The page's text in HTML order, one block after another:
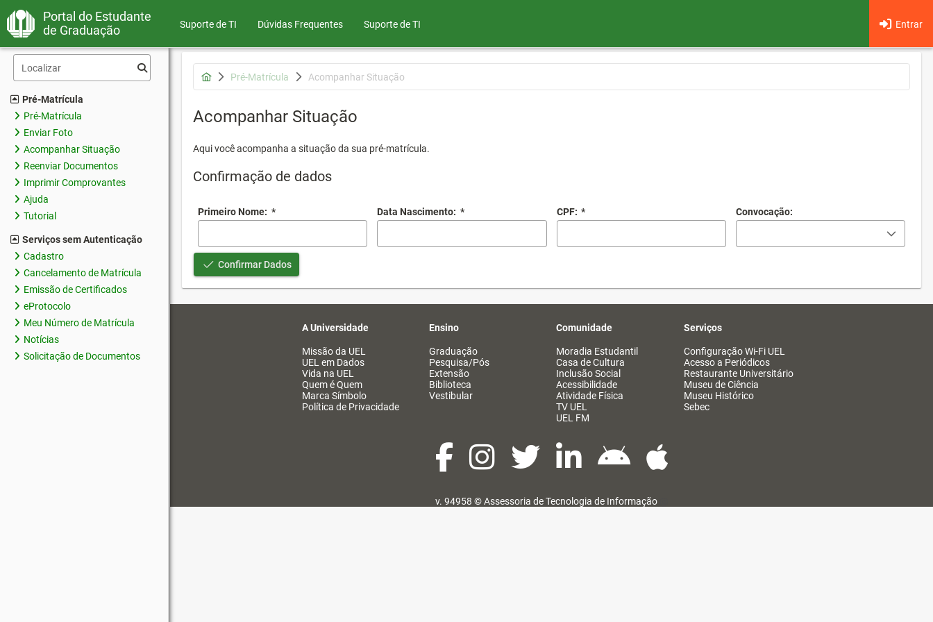
Portal do Estudante
de Graduação
Suporte de TI Dúvidas Frequentes Entrar
Suporte de TI
Pré-Matrícula
Pré-Matrícula
Enviar Foto
Acompanhar Situação
Reenviar Documentos
Imprimir Comprovantes
Ajuda
Tutorial
Serviços sem Autenticação
Cadastro
Cancelamento de Matrícula
Emissão de Certificados
eProtocolo
Meu Número de Matrícula
Notícias
Solicitação de Documentos
Pré-Matrícula Acompanhar Situação
Acompanhar Situação
Aqui você acompanha a situação da sua pré-matrícula.
Confirmação de dados
Primeiro Nome: * Data Nascimento: * CPF: * Convocação:
Confirmar Dados
A Universidade
Missão da UEL
UEL em Dados
Vida na UEL
Quem é Quem
Marca Símbolo
Política de Privacidade
Ensino
Graduação
Pesquisa/Pós
Extensão
Biblioteca
Vestibular
Comunidade
Moradia Estudantil
Casa de Cultura
Inclusão Social
Acessibilidade
Atividade Física
TV UEL
UEL FM
Serviços
Configuração Wi-Fi UEL
Acesso a Periódicos
Restaurante Universitário
Museu de Ciência
Museu Histórico
Sebec
v. 94958 ©Assessoria de Tecnologia de Informação